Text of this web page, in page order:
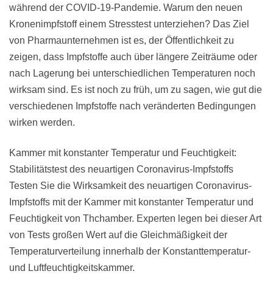
während der COVID-19-Pandemie. Warum den neuen
Kronenimpfstoff einem Stresstest unterziehen? Das Ziel
von Pharmaunternehmen ist es, der Öffentlichkeit zu
zeigen, dass Impfstoffe auch über längere Zeiträume oder
nach Lagerung bei unterschiedlichen Temperaturen noch
wirksam sind. Es ist noch zu früh, um zu sagen, wie gut die
verschiedenen Impfstoffe nach veränderten Bedingungen
wirken werden.
Kammer mit konstanter Temperatur und Feuchtigkeit:
Stabilitätstest des neuartigen Coronavirus-Impfstoffs
Testen Sie die Wirksamkeit des neuartigen Coronavirus-
Impfstoffs mit der Kammer mit konstanter Temperatur und
Feuchtigkeit von Thchamber. Experten legen bei dieser Art
von Tests großen Wert auf die Gleichmäßigkeit der
Temperaturverteilung innerhalb der Konstanttemperatur-
und Luftfeuchtigkeitskammer.